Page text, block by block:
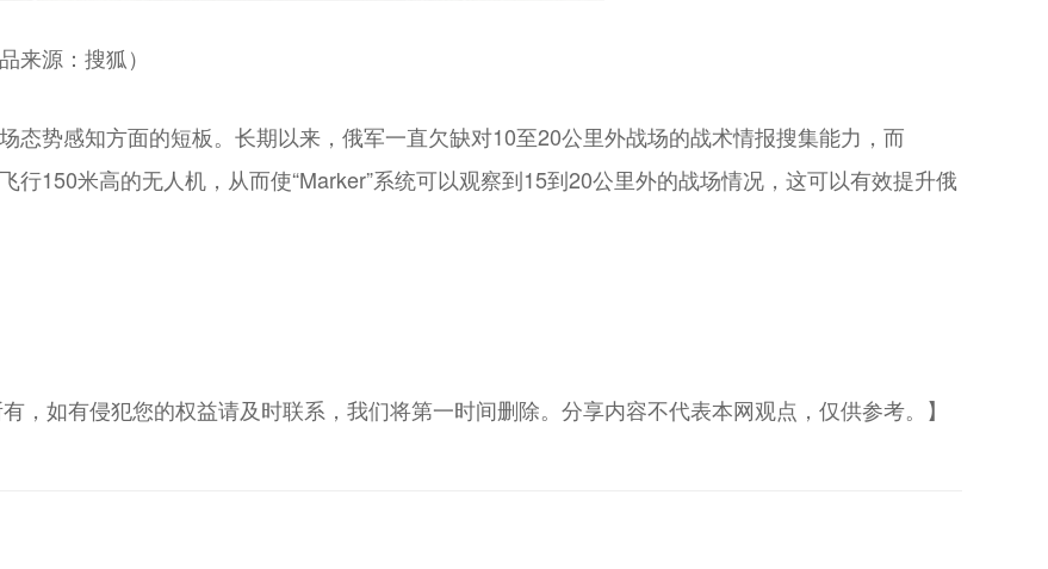
来源：搜狐）
态势感知方面的短板。长期以来，俄军一直欠缺对10至20公里外战场的战术情报搜集能力，而
行150米高的无人机，从而使“Marker”系统可以观察到15到20公里外的战场情况，这可以有效提升俄
，如有侵犯您的权益请及时联系，我们将第一时间删除。分享内容不代表本网观点，仅供参考。】